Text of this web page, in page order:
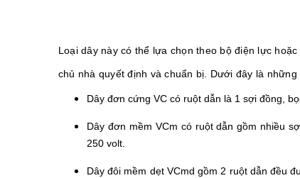
Loại dây này có thể lựa chọn theo bộ điện lực
chủ nhà quyết định và chuẩn bị. Dưới đây là
Dây đơn cứng VC có ruột dẫn là 1 sợi đồng,
Dây đơn mềm VCm có ruột dẫn gồm nhiều
250 volt.
Dây đôi mềm dẹt VCmd gồm 2 ruột dẫn đều